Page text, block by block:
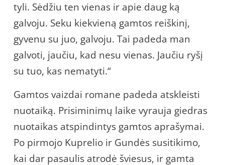
tyli. Sėdžiu ten vienas ir apie daug ką
galvoju. Seku kiekvieną gamtos reiškinį,
gyvenu su juo, galvoju. Tai padeda man
galvoti, jaučiu, kad nesu vienas. Jaučiu ryšį
su tuo, kas nematyti.“
Gamtos vaizdai romane padeda atskleisti
nuotaiką. Prisiminimų laike vyrauja giedras
nuotaikas atspindintys gamtos aprašymai.
Po pirmojo Kuprelio ir Gundės susitikimo,
kai dar pasaulis atrodė šviesus, ir gamta